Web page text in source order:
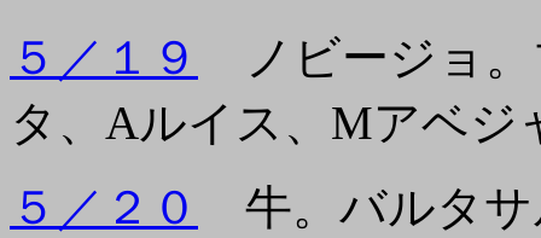
５／１９
ノビージョ
タ、Aルイス、Mアベジ
５／２０
牛。バルタ